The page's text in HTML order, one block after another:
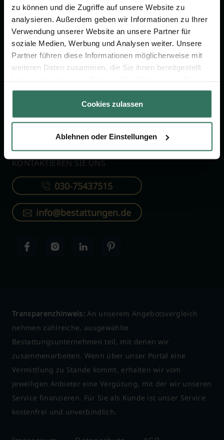
zu können und die Zugriffe auf unsere Website zu
analysieren. Außerdem geben wir Informationen zu Ihrer
Verwendung unserer Website an unsere Partner für
soziale Medien, Werbung und Analysen weiter. Unsere
Partner führen diese Informationen möglicherweise mit
weiteren Daten zusammen, die Sie ihnen bereitgestellt
gesammelt haben.
Cookies zulassen
Ablehnen oder Einstellungen
FÜR SIE
Vergleich
Ratgeber
Verzeichnis
Für Bestatter
FÜR BESTATTER
Online-Portal
Kostenlos registrieren
KONTAKTIEREN SIE UNS
030-75437515
info@bestattungen.de
Transparenzhinweis: An unserem Angebotsvergleich
nehmen zahlreiche, ausgewählte
Bestattungsunternehmen teil, mit denen wir
zusammenarbeiten. Wenn über unser Portal eine
Vermittlung zu Stande kommt, erhalten wir vom
jeweiligen Anbieter eine Vergütung, mit der wir unseren
Service finanzieren. Für Sie als Kunde ist unser Service
kostenfrei und unverbindlich.